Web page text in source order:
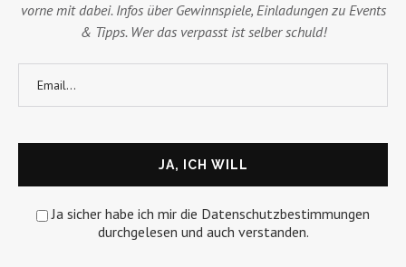
vorne mit dabei. Infos über Gewinnspiele, Einladungen zu Events
& Tipps. Wer das verpasst ist selber schuld!
Ja sicher habe ich mir die Datenschutzbestimmungen
durchgelesen und auch verstanden.